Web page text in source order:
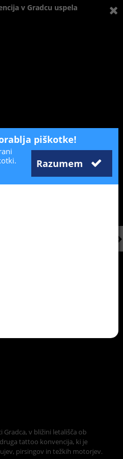
v Gradcu uspela
v bližini letališča ob
tattoo konvencija, ki je
pirsingov in težkih motorjev.
piškotke!
Razumem